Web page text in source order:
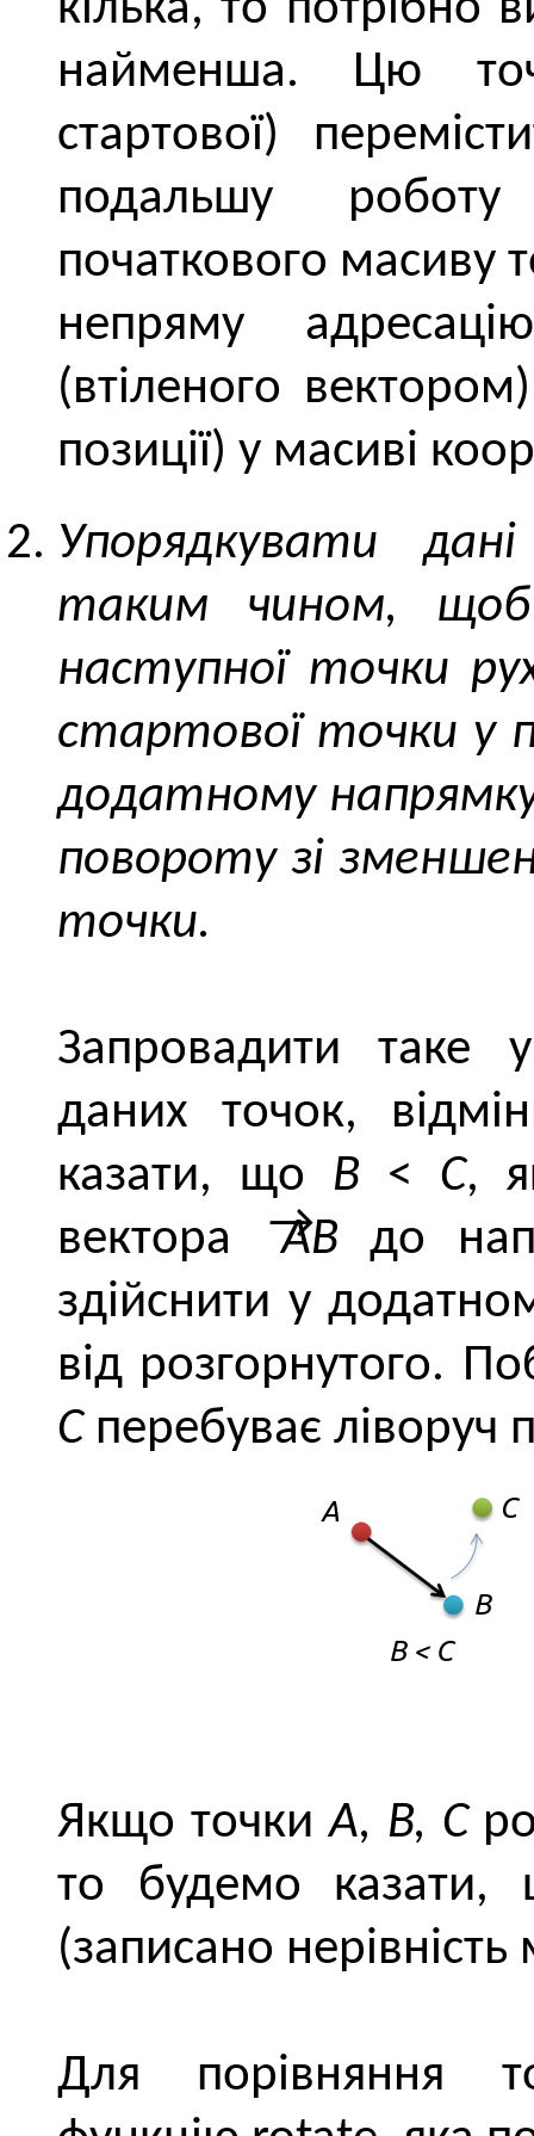
найменша. Цю
стартової)
подальшу
початкового масиву
непряму
(втіленого
позиції) у масиві
Упорядкувати
таким чином, щоб
наступної точки
стартової точки у
додатному
повороту зі
точки.
Запровадити таке
даних точок,
казати, що B < C,
вектора
AB до
здійснити у
від розгорнутого.
Сперебуває ліворуч
Якщо точкиA, B, С
то будемо
(записано
Для порівняння